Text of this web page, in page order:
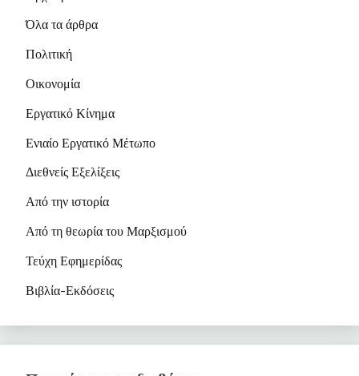
Όλα τα άρθρα
Πολιτική
Οικονομία
Εργατικό Κίνημα
Ενιαίο Εργατικό Μέτωπο
Διεθνείς Εξελίξεις
Από την ιστορία
Από τη θεωρία του Μαρξισμού
Τεύχη Εφημερίδας
Βιβλία-Εκδόσεις